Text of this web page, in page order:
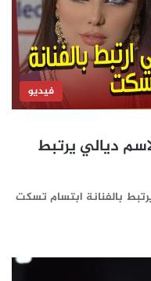
فيديو
ديالي يرتبط
بالفنانة ابتسام تسكت